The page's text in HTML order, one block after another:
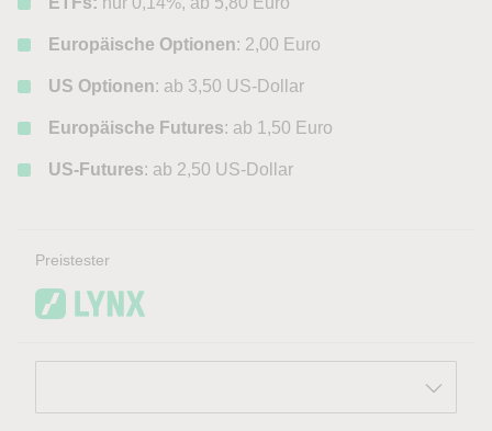
Europäische Optionen: 2,00 Euro
US Optionen: ab 3,50 US-Dollar
Europäische Futures: ab 1,50 Euro
US-Futures: ab 2,50 US-Dollar
Preistester